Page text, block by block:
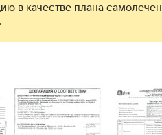
в качестве плана